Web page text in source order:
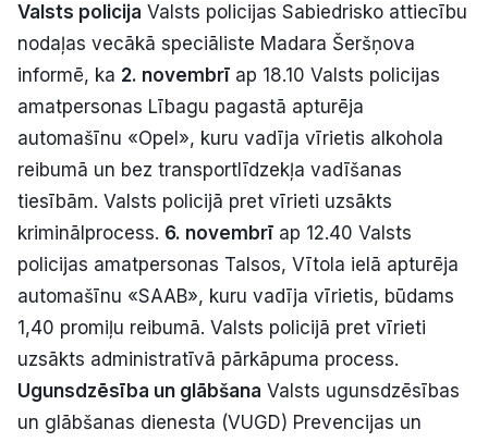
Pasākumi
Reklāma
Politiskā reklāma
Par mums
Ziņo redakcijai
Facebook Instagram YouTube
Valsts policija Valsts policijas Sabiedrisko attiecību
nodaļas vecākā speciāliste Madara Šeršņova
informē, ka 2. novembrī ap 18.10 Valsts policijas
amatpersonas Lībagu pagastā apturēja
automašīnu «Opel», kuru vadīja vīrietis alkohola
reibumā un bez transportlīdzekļa vadīšanas
tiesībām. Valsts policijā pret vīrieti uzsākts
kriminālprocess. 6. novembrī ap 12.40 Valsts
policijas amatpersonas Talsos, Vītola ielā apturēja
automašīnu «SAAB», kuru vadīja vīrietis, būdams
1,40 promiļu reibumā. Valsts policijā pret vīrieti
uzsākts administratīvā pārkāpuma process.
Ugunsdzēsība un glābšana Valsts ugunsdzēsības
un glābšanas dienesta (VUGD) Prevencijas un